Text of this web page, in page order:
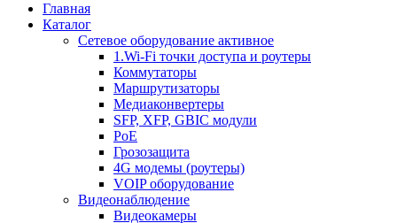
Главная
Каталог
Сетевое оборудование активное
1.Wi-Fi точки доступа и роутеры
Коммутаторы
Маршрутизаторы
Медиаконвертеры
SFP, XFP, GBIC модули
PoE
Грозозащита
4G модемы (роутеры)
VOIP оборудование
Видеонаблюдение
Видеокамеры